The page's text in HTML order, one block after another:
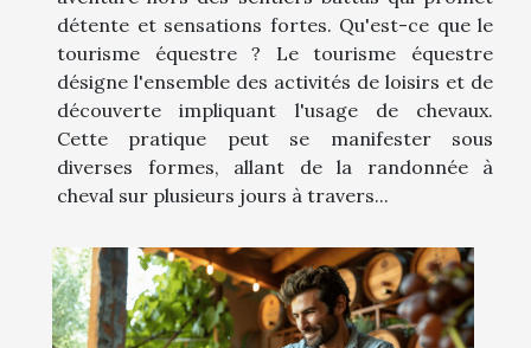
détente et sensations fortes. Qu'est-ce que le
tourisme équestre ? Le tourisme équestre
désigne l'ensemble des activités de loisirs et de
découverte impliquant l'usage de chevaux.
Cette pratique peut se manifester sous
diverses formes, allant de la randonnée à
cheval sur plusieurs jours à travers...